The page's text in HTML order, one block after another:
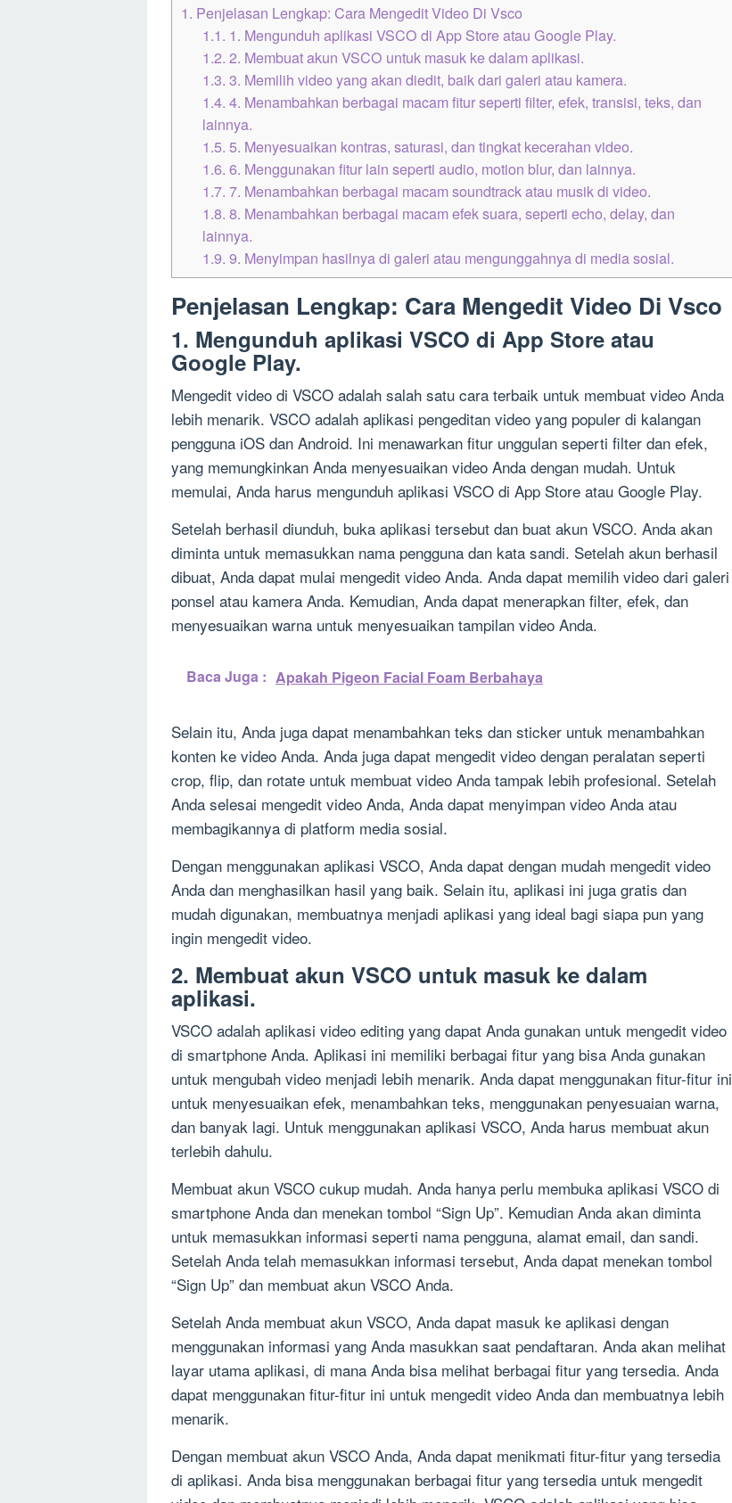
1. Penjelasan Lengkap: Cara Mengedit Video Di Vsco
1.1. 1. Mengunduh aplikasi VSCO di App Store atau Google Play.
1.2. 2. Membuat akun VSCO untuk masuk ke dalam aplikasi.
1.3. 3. Memilih video yang akan diedit, baik dari galeri atau kamera.
1.4. 4. Menambahkan berbagai macam fitur seperti filter, efek, transisi, teks, dan
lainnya.
1.5. 5. Menyesuaikan kontras, saturasi, dan tingkat kecerahan video.
1.6. 6. Menggunakan fitur lain seperti audio, motion blur, dan lainnya.
1.7. 7. Menambahkan berbagai macam soundtrack atau musik di video.
1.8. 8. Menambahkan berbagai macam efek suara, seperti echo, delay, dan
lainnya.
1.9. 9. Menyimpan hasilnya di galeri atau mengunggahnya di media sosial.
Penjelasan Lengkap: Cara Mengedit Video Di Vsco
1. Mengunduh aplikasi VSCO di App Store atau
Google Play.
Mengedit video di VSCO adalah salah satu cara terbaik untuk membuat video Anda
lebih menarik. VSCO adalah aplikasi pengeditan video yang populer di kalangan
pengguna iOS dan Android. Ini menawarkan fitur unggulan seperti filter dan efek,
yang memungkinkan Anda menyesuaikan video Anda dengan mudah. Untuk
memulai, Anda harus mengunduh aplikasi VSCO di App Store atau Google Play.
Setelah berhasil diunduh, buka aplikasi tersebut dan buat akun VSCO. Anda akan
diminta untuk memasukkan nama pengguna dan kata sandi. Setelah akun berhasil
dibuat, Anda dapat mulai mengedit video Anda. Anda dapat memilih video dari galeri
ponsel atau kamera Anda. Kemudian, Anda dapat menerapkan filter, efek, dan
menyesuaikan warna untuk menyesuaikan tampilan video Anda.
Baca Juga : Apakah Pigeon Facial Foam Berbahaya
Selain itu, Anda juga dapat menambahkan teks dan sticker untuk menambahkan
konten ke video Anda. Anda juga dapat mengedit video dengan peralatan seperti
crop, flip, dan rotate untuk membuat video Anda tampak lebih profesional. Setelah
Anda selesai mengedit video Anda, Anda dapat menyimpan video Anda atau
membagikannya di platform media sosial.
Dengan menggunakan aplikasi VSCO, Anda dapat dengan mudah mengedit video
Anda dan menghasilkan hasil yang baik. Selain itu, aplikasi ini juga gratis dan
mudah digunakan, membuatnya menjadi aplikasi yang ideal bagi siapa pun yang
ingin mengedit video.
2. Membuat akun VSCO untuk masuk ke dalam
aplikasi.
VSCO adalah aplikasi video editing yang dapat Anda gunakan untuk mengedit video
di smartphone Anda. Aplikasi ini memiliki berbagai fitur yang bisa Anda gunakan
untuk mengubah video menjadi lebih menarik. Anda dapat menggunakan fitur-fitur ini
untuk menyesuaikan efek, menambahkan teks, menggunakan penyesuaian warna,
dan banyak lagi. Untuk menggunakan aplikasi VSCO, Anda harus membuat akun
terlebih dahulu.
Membuat akun VSCO cukup mudah. Anda hanya perlu membuka aplikasi VSCO di
smartphone Anda dan menekan tombol “Sign Up”. Kemudian Anda akan diminta
untuk memasukkan informasi seperti nama pengguna, alamat email, dan sandi.
Setelah Anda telah memasukkan informasi tersebut, Anda dapat menekan tombol
“Sign Up” dan membuat akun VSCO Anda.
Setelah Anda membuat akun VSCO, Anda dapat masuk ke aplikasi dengan
menggunakan informasi yang Anda masukkan saat pendaftaran. Anda akan melihat
layar utama aplikasi, di mana Anda bisa melihat berbagai fitur yang tersedia. Anda
dapat menggunakan fitur-fitur ini untuk mengedit video Anda dan membuatnya lebih
menarik.
Dengan membuat akun VSCO Anda, Anda dapat menikmati fitur-fitur yang tersedia
di aplikasi. Anda bisa menggunakan berbagai fitur yang tersedia untuk mengedit